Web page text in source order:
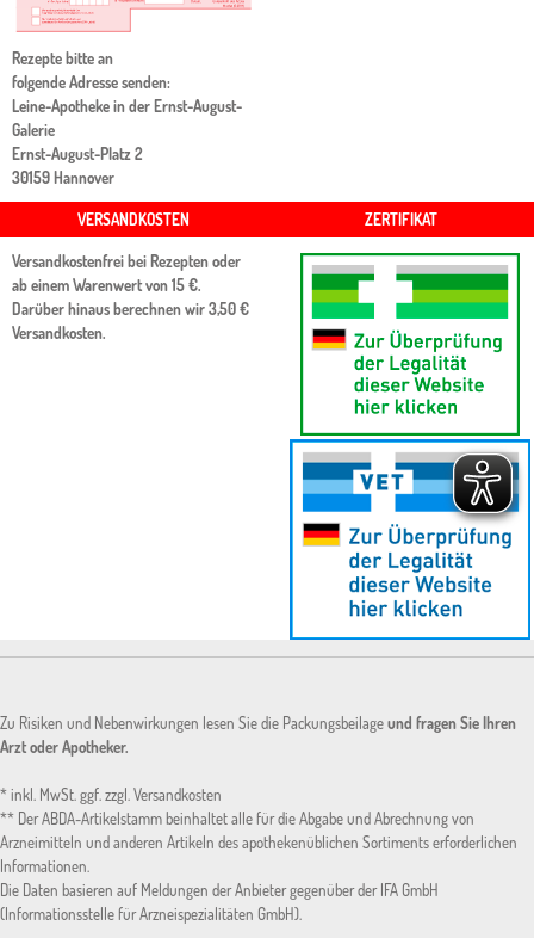
Rezepte bitte an
folgende Adresse senden:
Leine-Apotheke in der Ernst-August-
Galerie
Ernst-August-Platz 2
30159 Hannover
VERSANDKOSTEN
Versandkostenfrei bei Rezepten oder
ab einem Warenwert von 15 €.
Darüber hinaus berechnen wir 3,50 €
Versandkosten.
ZERTIFIKAT
Zu Risiken und Nebenwirkungen lesen Sie die Packungsbeilageund fragen Sie Ihren
Arzt oder Apotheker.
* inkl. MwSt. ggf. zzgl. Versandkosten
** Der ABDA-Artikelstamm beinhaltet alle für die Abgabe und Abrechnung von
Arzneimitteln und anderen Artikeln des apothekenüblichen Sortiments erforderlichen
Informationen.
Die Daten basieren auf Meldungen der Anbieter gegenüber der IFA GmbH
(Informationsstelle für Arzneispezialitäten GmbH).